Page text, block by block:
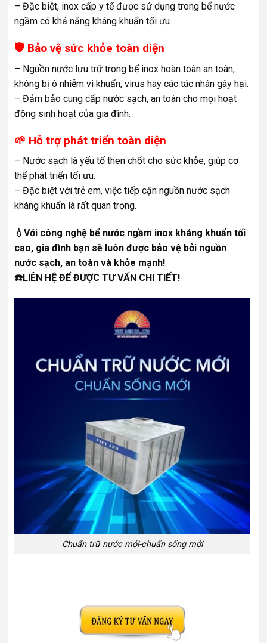
– Đặc biệt, inox cấp y tế được sử dụng trong bể nước
ngầm có khả năng kháng khuẩn tối ưu.
🛡️ Bảo vệ sức khỏe toàn diện
– Nguồn nước lưu trữ trong bể inox hoàn toàn an toàn,
không bị ô nhiễm vi khuẩn, virus hay các tác nhân gây hại.
– Đảm bảo cung cấp nước sạch, an toàn cho mọi hoạt
động sinh hoạt của gia đình.
🌱 Hỗ trợ phát triển toàn diện
– Nước sạch là yếu tố then chốt cho sức khỏe, giúp cơ
thể phát triển tối ưu.
– Đặc biệt với trẻ em, việc tiếp cận nguồn nước sạch
kháng khuẩn là rất quan trọng.
💧Với công nghệ bể nước ngầm inox kháng khuẩn tối
cao, gia đình bạn sẽ luôn được bảo vệ bởi nguồn
nước sạch, an toàn và khỏe mạnh!
☎️LIÊN HỆ ĐỂ ĐƯỢC TƯ VẤN CHI TIẾT!
Chuẩn trữ nước mới-chuẩn sống mới